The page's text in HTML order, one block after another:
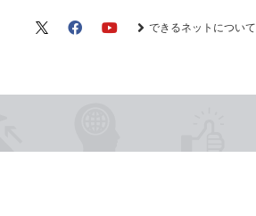
X（旧 FacebookYouTube
できるネットについて